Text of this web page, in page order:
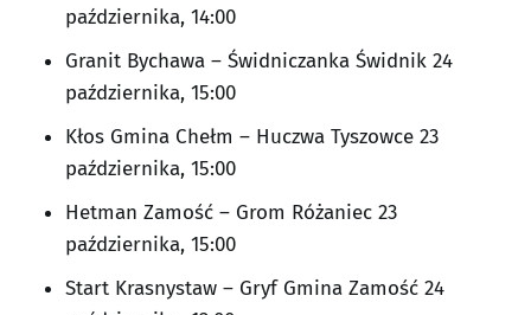
października, 14:00
Granit Bychawa – Świdniczanka Świdnik 24
października, 15:00
Kłos Gmina Chełm – Huczwa Tyszowce 23
października, 15:00
Hetman Zamość – Grom Różaniec 23
października, 15:00
Start Krasnystaw – Gryf Gmina Zamość 24